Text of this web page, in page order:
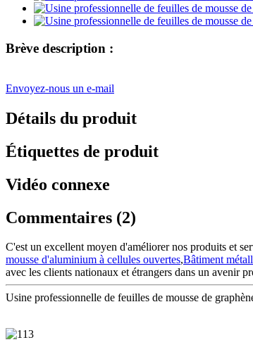
Brève description :
Envoyez-nous un e-mail
Détails du produit
Étiquettes de produit
Vidéo connexe
Commentaires (2)
C'est un excellent moyen d'améliorer nos produits et
mousse d'aluminium à cellules ouvertes,Bâtiment
avec les clients nationaux et étrangers dans un avenir
Usine professionnelle de feuilles de mousse de